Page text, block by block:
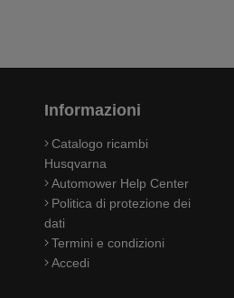
Informazioni
Catalogo ricambi
Husqvarna
Automower Help Center
Politica di protezione dei
dati
Termini e condizioni
Accedi